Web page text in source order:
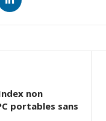
non
portables sans